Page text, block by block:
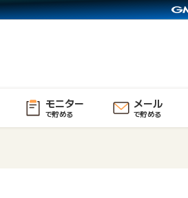
モニター
で貯める
メール
で貯める